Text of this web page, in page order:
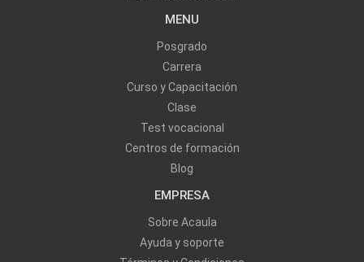
MENU
Posgrado
Carrera
Curso y Capacitación
Clase
Test vocacional
Centros de formación
Blog
EMPRESA
Sobre Acaula
Ayuda y soporte